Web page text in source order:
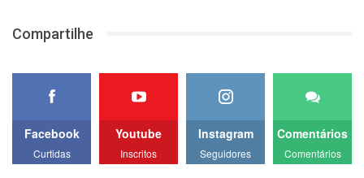
Compartilhe
Facebook
Curtidas
Youtube
Inscritos
Instagram
Seguidores
Comentários
Comentários